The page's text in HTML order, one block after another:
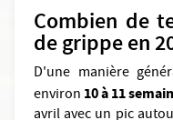
Combien de
de grippe en
D'une manière
environ 10 à 11
avril avec un pic